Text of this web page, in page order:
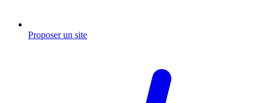
Proposer un site